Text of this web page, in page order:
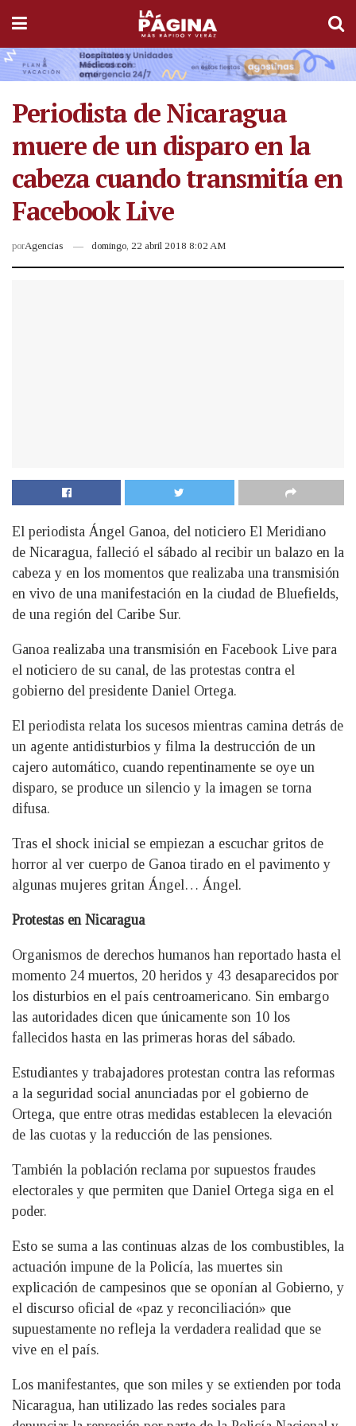
Periodista de Nicaragua
muere de un disparo en la
cabeza cuando transmitía en
Facebook Live
porAgencias domingo, 22 abril 2018 8:02 AM
El periodista Ángel Ganoa, del noticiero El Meridiano
de Nicaragua, falleció el sábado al recibir un balazo en la
cabeza y en los momentos que realizaba una transmisión
en vivo de una manifestación en la ciudad de Bluefields,
de una región del Caribe Sur.
Ganoa realizaba una transmisión en Facebook Live para
el noticiero de su canal, de las protestas contra el
gobierno del presidente Daniel Ortega.
El periodista relata los sucesos mientras camina detrás de
un agente antidisturbios y filma la destrucción de un
cajero automático, cuando repentinamente se oye un
disparo, se produce un silencio y la imagen se torna
difusa.
Tras el shock inicial se empiezan a escuchar gritos de
horror al ver cuerpo de Ganoa tirado en el pavimento y
algunas mujeres gritan Ángel… Ángel.
Protestas en Nicaragua
Organismos de derechos humanos han reportado hasta el
momento 24 muertos, 20 heridos y 43 desaparecidos por
los disturbios en el país centroamericano. Sin embargo
las autoridades dicen que únicamente son 10 los
fallecidos hasta en las primeras horas del sábado.
Estudiantes y trabajadores protestan contra las reformas
a la seguridad social anunciadas por el gobierno de
Ortega, que entre otras medidas establecen la elevación
de las cuotas y la reducción de las pensiones.
También la población reclama por supuestos fraudes
electorales y que permiten que Daniel Ortega siga en el
poder.
Esto se suma a las continuas alzas de los combustibles, la
actuación impune de la Policía, las muertes sin
explicación de campesinos que se oponían al Gobierno, y
el discurso oficial de «paz y reconciliación» que
supuestamente no refleja la verdadera realidad que se
vive en el país.
Los manifestantes, que son miles y se extienden por toda
Nicaragua, han utilizado las redes sociales para